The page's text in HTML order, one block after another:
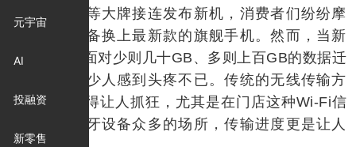
元宇宙
AI
投融资
新零售
华为、小米等大牌接连发布新机，消费者们纷纷摩
拳擦掌，准备换上最新款的旗舰手机。然而，当新
机到手后，面对少则几十GB、多则上百GB的数据迁
移任务，不少人感到头疼不已。传统的无线传输方
式，速度慢得让人抓狂，尤其是在门店这种Wi-Fi信
号密集、蓝牙设备众多的场所，传输进度更是让人